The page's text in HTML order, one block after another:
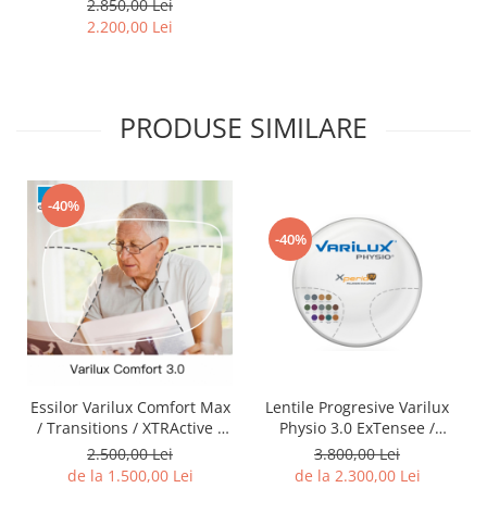
2.850,00 Lei
2.200,00 Lei
PRODUSE SIMILARE
-40%
Essilor Varilux Comfort Max
/ Transitions / XTRActive -
PROMOTIE Lentile
progresive Essilor®
Varilux™ Comfort Max -
2.500,00 Lei
de la 1.500,00 Lei
-40%
Lentile Progresive Varilux
Physio 3.0 ExTensee /
Transitions / XTRActive -
Lentile Autentice Essilor -
3.800,00 Lei
de la 2.300,00 Lei